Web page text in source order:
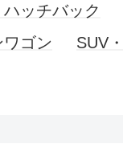
ッチバック
ワゴン
SUV